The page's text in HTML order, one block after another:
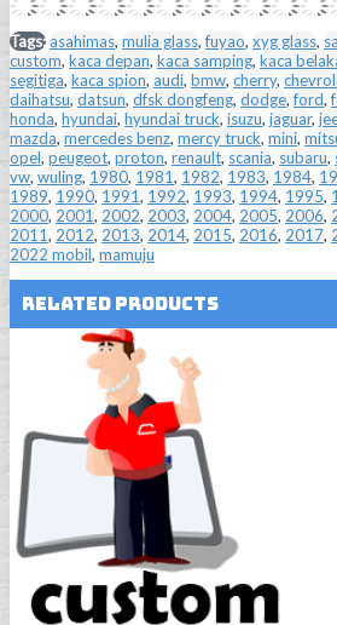
Tags:asahimas, mulia glass,fuyao, xyg glass,
custom, kaca depan, kaca samping, kaca
segitiga, kaca spion, audi, bmw, cherry,
daihatsu, datsun, dfsk dongfeng, dodge,ford,
honda, hyundai, hyundai truck, isuzu, jaguar,
mazda, mercedes benz, mercy truck, mini,
opel, peugeot, proton, renault, scania, subaru,
vw, wuling, 1980, 1981, 1982, 1983, 1984,
1989, 1990, 1991, 1992, 1993, 1994, 1995,
2000, 2001, 2002, 2003, 2004, 2005, 2006,
2011, 2012, 2013, 2014, 2015, 2016, 2017,
2022 mobil, mamuju
Related Products